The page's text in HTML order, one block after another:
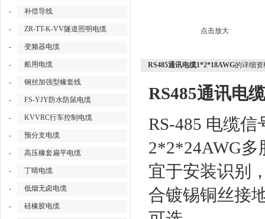
- 补偿导线
- ZR-TT-K-VV隧道照明电缆
- 变频器电缆
- 船用电缆
- 钢丝加强型橡套线
- FS-YJY防水防鼠电缆
- KVVRC行车控制电缆
- 预分支电缆
- 高压橡套扁平电缆
- 丁晴电缆
- 低烟无卤电缆
- 硅橡胶电缆
点击放大
RS485通讯电缆1*2*18AWG的详细资
RS485通讯电
RS-485 电缆
2*2*24AWG多
宜于安装识别
合镀锡铜丝接